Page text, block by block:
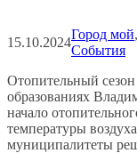
15.10.2024
Город мой
События
Отопительный
образованиях
начало
температуры
муниципалитеты